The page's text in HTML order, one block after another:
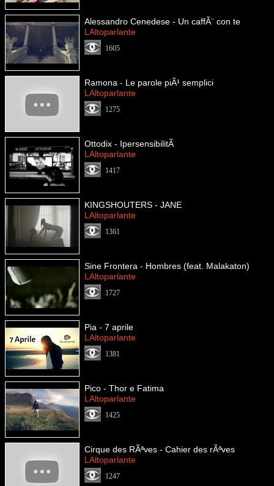
Alessandro Cenedese - Un caffÃ¨ con te
LAltoparlante
1605
Ramona - Le parole piÃ¹ semplici
LAltoparlante
1275
Ottodix - IpersensibilitÃ
LAltoparlante
1417
KINGSHOUTERS - JANE
LAltoparlante
1361
Sine Frontera - Hombres (feat. Malakaton)
LAltoparlante
1727
Pia - 7 aprile
LAltoparlante
1381
Pico - Thor e Fatima
LAltoparlante
1425
Cirque des RÃªves - Cahier des rÃªves
LAltoparlante
1247